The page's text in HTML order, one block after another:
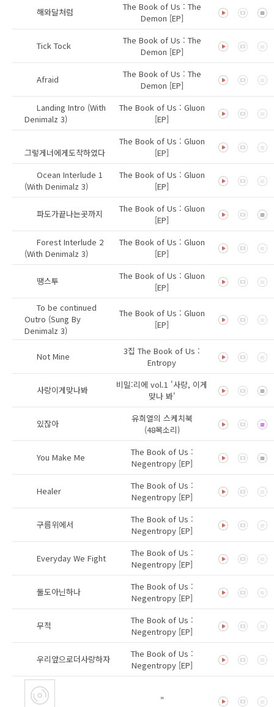
해와달처럼
The Book of Us : The
Demon [EP]
Tick Tock
The Book of Us : The
Demon [EP]
Afraid
The Book of Us : The
Demon [EP]
Landing Intro (With
Denimalz 3)
The Book of Us : Gluon
[EP]
그렇게너에게도착하였다
The Book of Us : Gluon
[EP]
Ocean Interlude 1
(With Denimalz 3)
The Book of Us : Gluon
[EP]
파도가끝나는곳까지
The Book of Us : Gluon
[EP]
Forest Interlude 2
(With Denimalz 3)
The Book of Us : Gluon
[EP]
땡스투
The Book of Us : Gluon
[EP]
To be continued
Outro (Sung By
Denimalz 3)
The Book of Us : Gluon
[EP]
Not Mine
3집 The Book of Us :
Entropy
사랑이게맞나봐
비밀:리에 vol.1 '사랑, 이게
맞나 봐'
있잖아
유희열의 스케치북
(48목소리)
You Make Me
The Book of Us :
Negentropy [EP]
Healer
The Book of Us :
Negentropy [EP]
구름위에서
The Book of Us :
Negentropy [EP]
Everyday We Fight
The Book of Us :
Negentropy [EP]
둘도아닌하나
The Book of Us :
Negentropy [EP]
무적
The Book of Us :
Negentropy [EP]
우리앞으로더사랑하자
The Book of Us :
Negentropy [EP]
"